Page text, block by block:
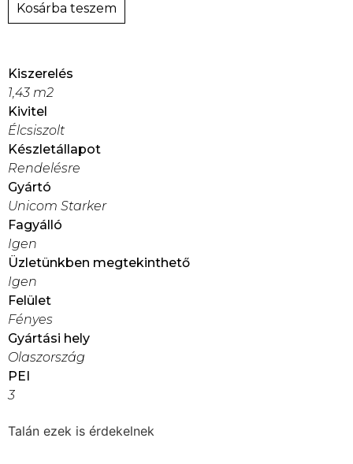
Kosárba teszem
Kiszerelés
1,43 m2
Kivitel
Élcsiszolt
Készletállapot
Rendelésre
Gyártó
Unicom Starker
Fagyálló
Igen
Üzletünkben megtekinthető
Igen
Felület
Fényes
Gyártási hely
Olaszország
PEI
3
Talán ezek is érdekelnek